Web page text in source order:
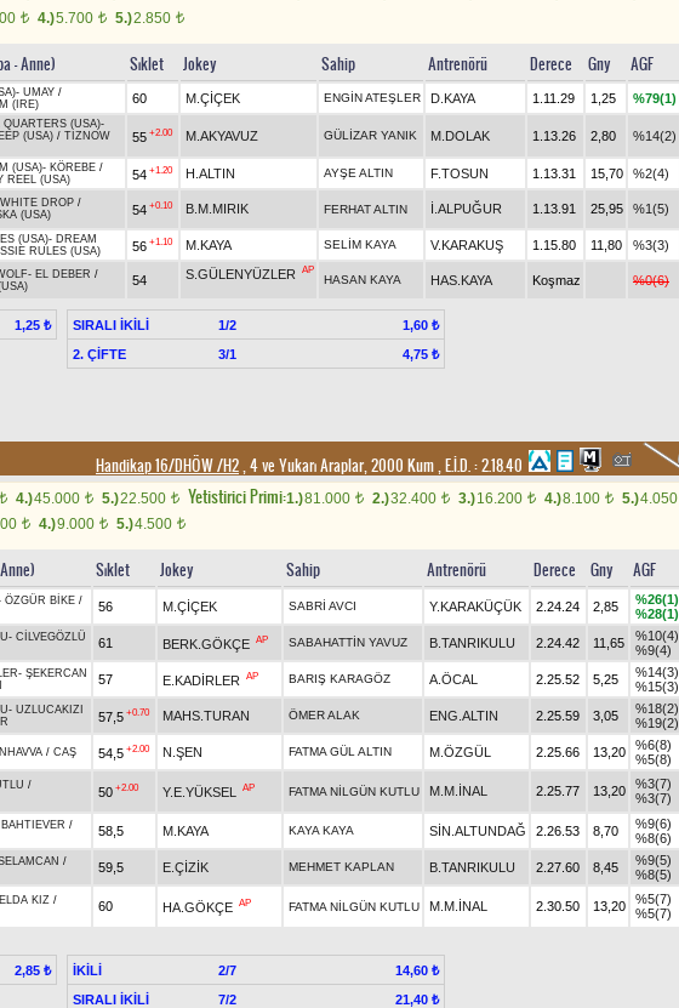
t 4.)5.700 t 5.)2.850 t
- Anne) Sıklet Jokey Sahip Antrenörü Derece Gny AGF
- UMAY /
(IRE)
60 M.ÇİÇEK ENGİN ATEŞLER D.KAYA 1.11.29 1,25 %79(1)
QUARTERS (USA)-
(USA) / TIZNOW
55 +2.00 M.AKYAVUZ GÜLİZAR YANIK M.DOLAK 1.13.26 2,80 %14(2)
(USA)- KÖREBE /
REEL (USA)
54 +1.20 H.ALTIN AYŞE ALTIN F.TOSUN 1.13.31 15,70 %2(4)
WHITE DROP /
(USA)
54 +0.10 B.M.MIRIK FERHAT ALTIN İ.ALPUĞUR 1.13.91 25,95 %1(5)
(USA)- DREAM
RULES (USA) 56 +1.10 M.KAYA SELİM KAYA V.KARAKUŞ 1.15.80 11,80 %3(3)
- EL DEBER /
54 S.GÜLENYÜZLER AP
HASAN KAYA HAS.KAYA Koşmaz %0(6)
1,25 ₺ SIRALI İKİLİ 1/2
1,60 ₺
2. ÇİFTE
3/1 4,75 ₺
Handikap 16/DHÖW /H2, 4 ve Yukarı Araplar, 2000 Kum,E.İ.D. :2.18.40
t 4.)45.000 t 5.)22.500 t Yetistirici Primi:1.)81.000 t 2.)32.400 t 3.)16.200 t 4.)8.100 t 5.)4.050
t 4.)9.000 t 5.)4.500 t
Sıklet Jokey Sahip Antrenörü Derece Gny AGF
ÖZGÜR BİKE /
56 M.ÇİÇEK SABRİ AVCI Y.KARAKÜÇÜK 2.24.24 2,85
%26(1)
%28(1)
- CİLVEGÖZLÜ
61 BERK.GÖKÇE AP SABAHATTİN YAVUZ B.TANRIKULU 2.24.42 11,65
%10(4)
%9(4)
- ŞEKERCAN
57 E.KADİRLER AP BARIŞ KARAGÖZ A.ÖCAL 2.25.52 5,25
%14(3)
%15(3)
- UZLUCAKIZI
57,5 +0.70 MAHS.TURAN ÖMER ALAK ENG.ALTIN 2.25.59 3,05
%18(2)
%19(2)
/ CAŞ 54,5 +2.00 N.ŞEN FATMA GÜL ALTIN M.ÖZGÜL 2.25.66 13,20
%6(8)
%5(8)
/
50 +2.00 Y.E.YÜKSEL AP FATMA NİLGÜN KUTLU M.M.İNAL 2.25.77 13,20
%3(7)
%3(7)
BAHTIEVER /
58,5 M.KAYA KAYA KAYA SİN.ALTUNDAĞ 2.26.53 8,70
%9(6)
%8(6)
/
59,5 E.ÇİZİK MEHMET KAPLAN B.TANRIKULU 2.27.60 8,45
%9(5)
%8(5)
KIZ /
60 HA.GÖKÇE AP FATMA NİLGÜN KUTLU M.M.İNAL 2.30.50 13,20
%5(7)
%5(7)
2,85 ₺ İKİLİ 2/7
14,60 ₺
SIRALI İKİLİ
7/2
21,40 ₺